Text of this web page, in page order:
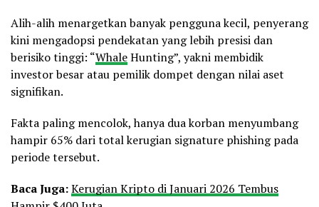
Alih-alih menargetkan banyak pengguna kecil, penyerang
kini mengadopsi pendekatan yang lebih presisi dan
berisiko tinggi: “WhaleHunting”, yakni membidik
investor besar atau pemilik dompet dengan nilai aset
signifikan.
Fakta paling mencolok, hanya dua korban menyumbang
hampir 65% dari total kerugian signature phishing pada
periode tersebut.
Baca Juga:Kerugian Kripto di Januari 2026 Tembus